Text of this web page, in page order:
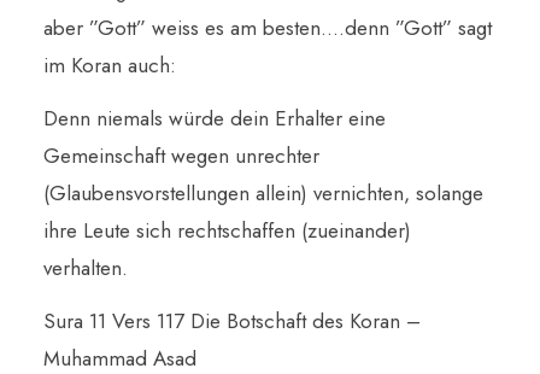
aber ”Gott” weiss es am besten….denn ”Gott” sagt
im Koran auch:
Denn niemals würde dein Erhalter eine
Gemeinschaft wegen unrechter
(Glaubensvorstellungen allein) vernichten, solange
ihre Leute sich rechtschaffen (zueinander)
verhalten.
Sura 11 Vers 117 Die Botschaft des Koran –
Muhammad Asad